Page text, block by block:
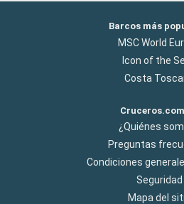
Barcos más
MSC World
Icon of the
Costa
¿Quiénes
Preguntas
Condiciones
Seguridad
Mapa del